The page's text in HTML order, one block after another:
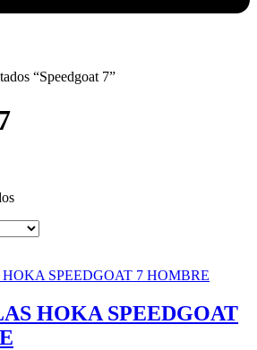
“Speedgoat 7”
HOKA SPEEDGOAT